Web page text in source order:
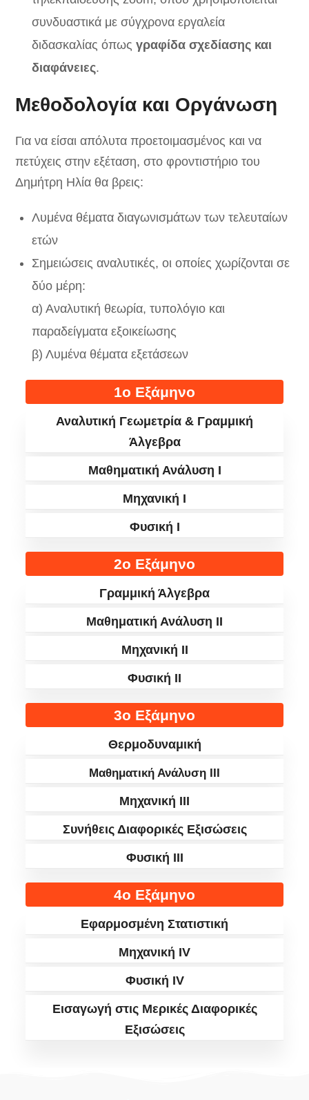
συνδυαστικά με σύγχρονα εργαλεία
διδασκαλίας όπως γραφίδα σχεδίασης και
διαφάνειες.
Μεθοδολογία και Οργάνωση
Για να είσαι απόλυτα προετοιμασμένος και να
πετύχεις στην εξέταση, στο φροντιστήριο του
Δημήτρη Ηλία θα βρεις:
Λυμένα θέματα διαγωνισμάτων των τελευταίων
ετών
Σημειώσεις αναλυτικές, οι οποίες χωρίζονται σε
δύο μέρη:
α) Αναλυτική θεωρία, τυπολόγιο και
παραδείγματα εξοικείωσης
β) Λυμένα θέματα εξετάσεων
1ο Εξάμηνο
Αναλυτική Γεωμετρία & Γραμμική
Άλγεβρα
Μαθηματική Ανάλυση I
Μηχανική I
Φυσική I
2ο Εξάμηνο
Γραμμική Άλγεβρα
Μαθηματική Ανάλυση II
Μηχανική II
Φυσική II
3ο Εξάμηνο
Θερμοδυναμική
Μαθηματική Ανάλυση III
Μηχανική III
Συνήθεις Διαφορικές Εξισώσεις
Φυσική III
4ο Εξάμηνο
Εφαρμοσμένη Στατιστική
Μηχανική IV
Φυσική IV
Εισαγωγή στις Μερικές Διαφορικές
Εξισώσεις